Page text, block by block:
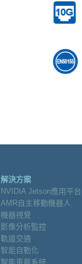
解決方案
NVIDIA Jetson應用平台
AMR自主移動機器人
機器視覺
影像分析監控
軌道交通
智能自動化
智能車載系統